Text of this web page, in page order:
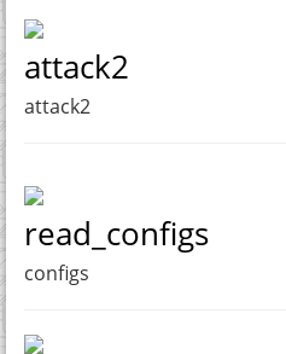
attack2
attack2
read_configs
configs